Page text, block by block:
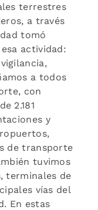
terrestres
a través
tomó
actividad:
a todos
con
2.181
y
de transporte
tuvimos
terminales de
vías del
En estas